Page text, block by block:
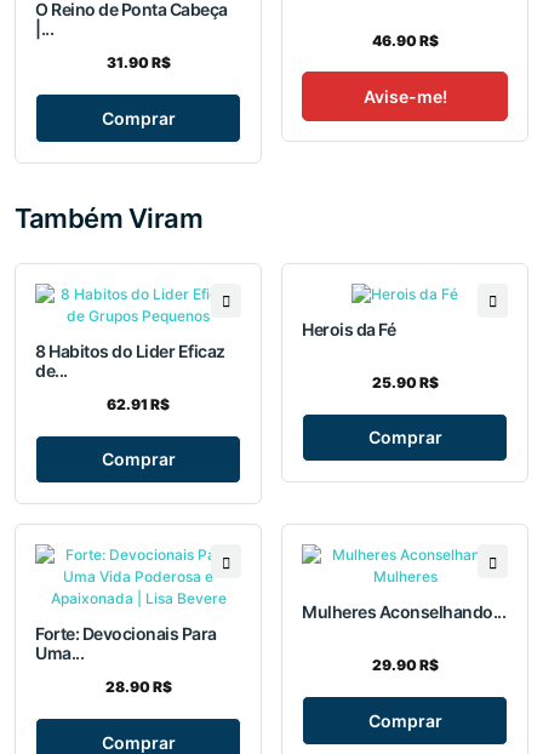
O Reino de Ponta Cabeça
|...
31.90 R$
Comprar
46.90 R$
Avise-me!
Também Viram
8 Habitos do Lider Eficaz
de...
62.91 R$
Comprar
Herois da Fé
25.90 R$
Comprar
Forte: Devocionais Para
Uma...
28.90 R$
Comprar
Mulheres Aconselhando...
29.90 R$
Comprar